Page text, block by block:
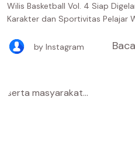
Wilis Basketball Vol. 4 Siap
Karakter dan Sportivitas Pelajar
by Instagram